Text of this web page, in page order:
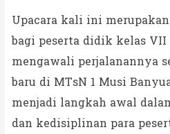
Upacara kali ini
bagi peserta didik kelas VII
mengawali perjalanannya
baru di MTsN 1 Musi
menjadi langkah awal
dan kedisiplinan para